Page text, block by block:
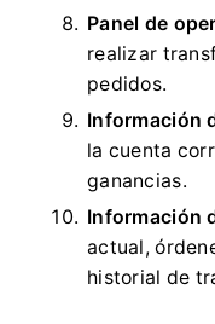
Panel de
realizar
pedidos.
Información
la cuenta
ganancias.
Información
actual,
historial de